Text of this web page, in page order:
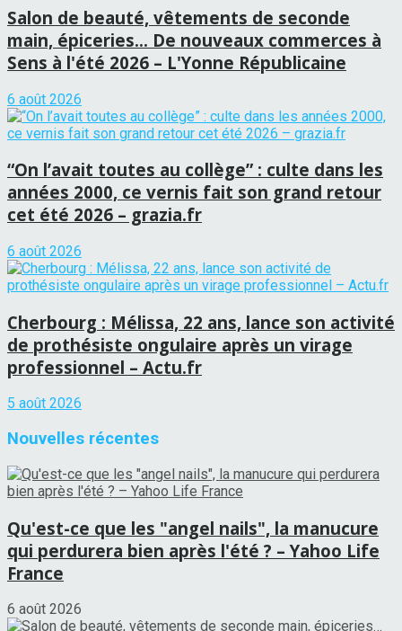
Salon de beauté, vêtements de seconde
main, épiceries… De nouveaux commerces à
Sens à l'été 2026 – L'Yonne Républicaine
6 août 2026
“On l’avait toutes au collège” : culte dans les
années 2000, ce vernis fait son grand retour
cet été 2026 – grazia.fr
6 août 2026
Cherbourg : Mélissa, 22 ans, lance son activité
de prothésiste ongulaire après un virage
professionnel – Actu.fr
5 août 2026
Nouvelles récentes
Qu'est-ce que les "angel nails", la manucure
qui perdurera bien après l'été ? – Yahoo Life
France
6 août 2026